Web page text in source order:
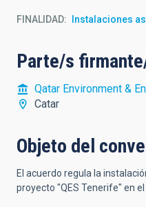
FINALIDAD Instalaciones
Parte/s
Qatar Environment &
Catar
Objeto del
El acuerdo regula la
proyecto "QES Tenerife" en